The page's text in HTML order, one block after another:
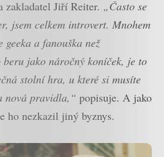
zakladatel Jiří Reiter. „Často se
jsem celkem introvert. Mnohem
a fanouška než
beru jako náročný koníček, je to
stolní hra, u které si musíte
nová pravidla,“ popisuje. A jako
ho nezkazil jiný byznys.